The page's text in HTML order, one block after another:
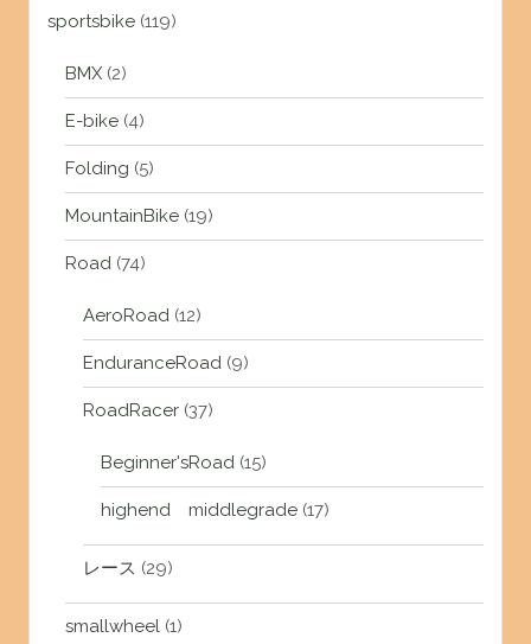
sportsbike(119)
BMX(2)
E-bike(4)
Folding (5)
MountainBike(19)
Road(74)
AeroRoad(12)
EnduranceRoad(9)
RoadRacer(37)
Beginner'sRoad(15)
highend middlegrade(17)
レース (29)
smallwheel(1)